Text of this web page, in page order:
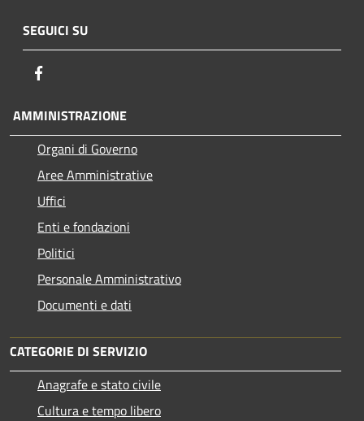
SEGUICI SU
AMMINISTRAZIONE
Organi di Governo
Aree Amministrative
Uffici
Enti e fondazioni
Politici
Personale Amministrativo
Documenti e dati
CATEGORIE DI SERVIZIO
Anagrafe e stato civile
Cultura e tempo libero